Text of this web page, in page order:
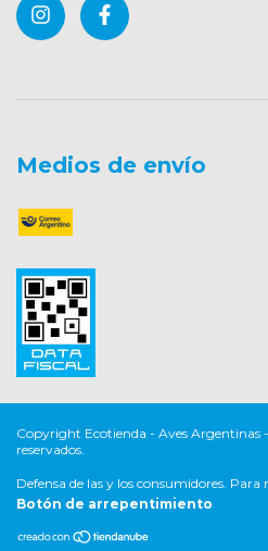
Medios de envío
Copyright Ecotienda - Aves Argentinas -
reservados.
Defensa de las y los consumidores. Para
Botón de arrepentimiento